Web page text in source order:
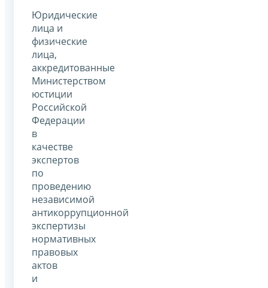
Юридические
лица и
физические
лица,
аккредитованные
Министерством
юстиции
Российской
Федерации
в
качестве
экспертов
по
проведению
независимой
антикоррупционной
экспертизы
нормативных
правовых
актов
и